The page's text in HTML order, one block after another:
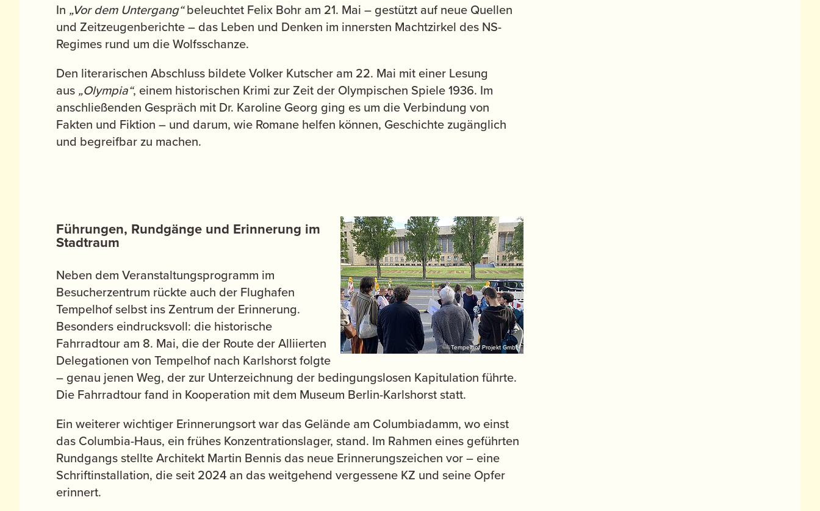
In „Vor dem Untergang“beleuchtet Felix Bohr am 21. Mai – gestützt auf neue Quellen
und Zeitzeugenberichte – das Leben und Denken im innersten Machtzirkel des NS-
Regimes rund um die Wolfsschanze.
Den literarischen Abschluss bildete Volker Kutscher am 22. Mai mit einer Lesung
aus „Olympia“, einem historischen Krimi zur Zeit der Olympischen Spiele 1936. Im
anschließenden Gespräch mit Dr. Karoline Georg ging es um die Verbindung von
Fakten und Fiktion – und darum, wie Romane helfen können, Geschichte zugänglich
und begreifbar zu machen.
©Tempelhof Projekt GmbH
Führungen, Rundgänge und Erinnerung im
Stadtraum
Neben dem Veranstaltungsprogramm im
Besucherzentrum rückte auch der Flughafen
Tempelhof selbst ins Zentrum der Erinnerung.
Besonders eindrucksvoll: die historische
Fahrradtour am 8. Mai, die der Route der Alliierten
Delegationen von Tempelhof nach Karlshorst folgte
– genau jenen Weg, der zur Unterzeichnung der bedingungslosen Kapitulation führte.
Die Fahrradtour fand in Kooperation mit dem Museum Berlin-Karlshorst statt.
Ein weiterer wichtiger Erinnerungsort war das Gelände am Columbiadamm, wo einst
das Columbia-Haus, ein frühes Konzentrationslager, stand. Im Rahmen eines geführten
Rundgangs stellte Architekt Martin Bennis das neue Erinnerungszeichen vor – eine
Schriftinstallation, die seit 2024 an das weitgehend vergessene KZ und seine Opfer
erinnert.